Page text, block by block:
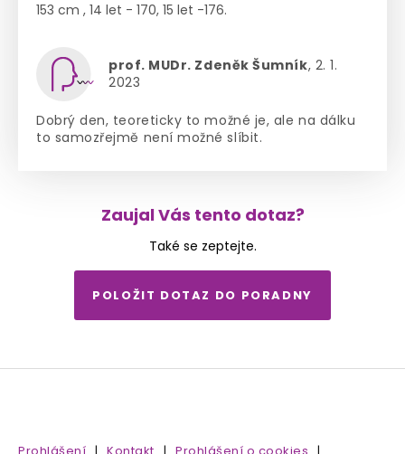
153 cm , 14 let - 170, 15 let -176.
prof. MUDr. Zdeněk Šumník, 2. 1.
2023
Dobrý den, teoreticky to možné je, ale na dálku
to samozřejmě není možné slíbit.
Zaujal Vás tento dotaz?
Také se zeptejte.
POLOŽIT DOTAZ DO PORADNY